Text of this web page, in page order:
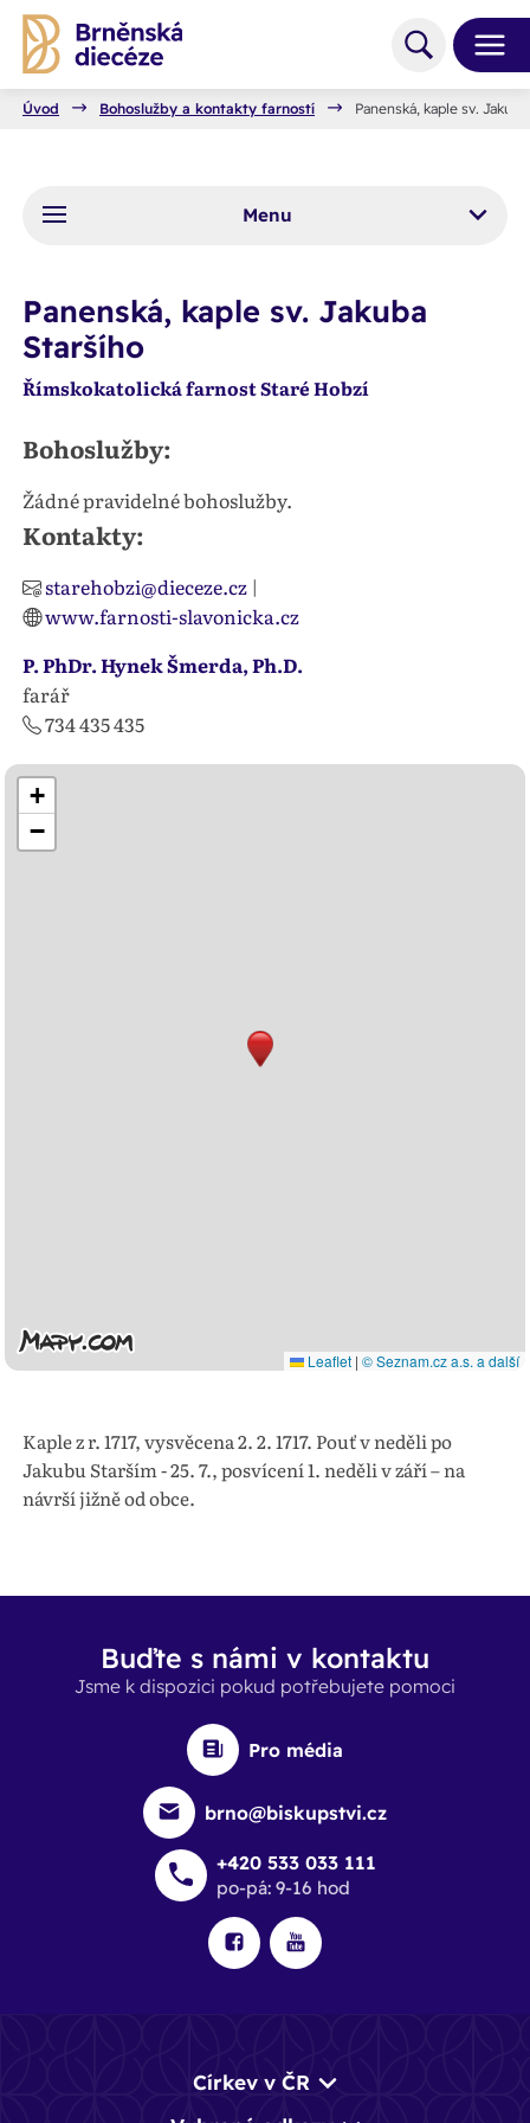
Úvod Bohoslužby a kontakty farností Panenská, kaple sv.
Menu
Panenská, kaple sv. Jakuba
Staršího
Římskokatolická farnost Staré Hobzí
Bohoslužby:
Žádné pravidelné bohoslužby.
Kontakty:
starehobzi@dieceze.cz |
www.farnosti-slavonicka.cz
P. PhDr. Hynek Šmerda, Ph.D.
farář
734 435 435
+
−
Leaflet | © Seznam.cz a.s. a další
Kaple z r. 1717, vysvěcena 2. 2. 1717. Pouť v neděli po
Jakubu Starším - 25. 7., posvícení 1. neděli v září – na
návrší jižně od obce.
Buďte s námi v kontaktu
Jsme k dispozici pokud potřebujete pomoci
Pro média
brno@biskupstvi.cz
+420 533 033 111
po-pá: 9-16 hod
Církev v ČR